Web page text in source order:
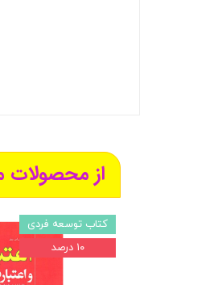
کتاب توسعه فردی
۱۰ درصد
از محصولات